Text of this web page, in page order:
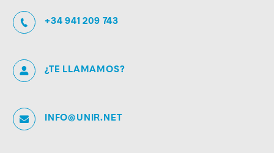
+34 941 209 743
¿TE LLAMAMOS?
INFO@UNIR.NET